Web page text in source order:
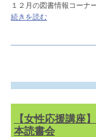
１２月の図書情報コーナ
続きを読む
【女性応援講座
本読書会